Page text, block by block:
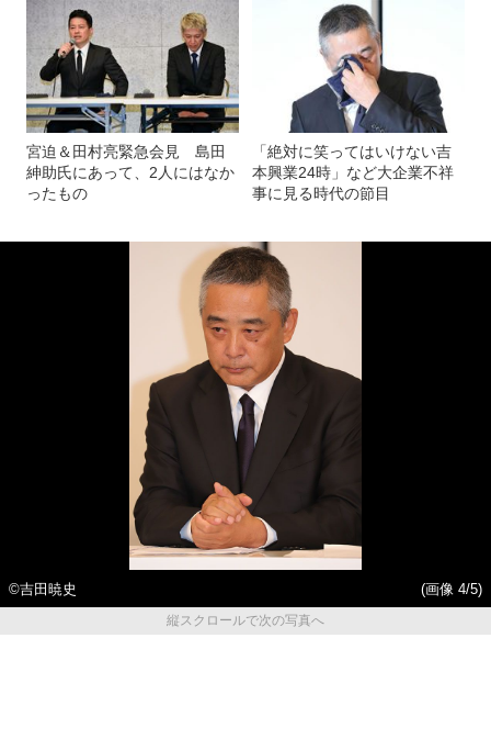
宮迫＆田村亮緊急会見 島田
紳助氏にあって、2人にはなか
ったもの
「絶対に笑ってはいけない吉
本興業24時」など大企業不祥
事に見る時代の節目
©吉田暁史
(画像 4/5)
縦スクロールで次の写真へ